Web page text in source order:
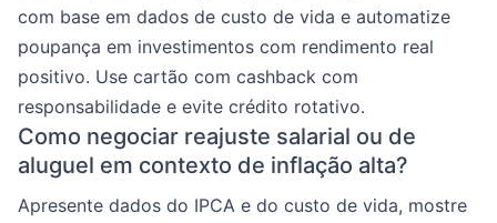
com base em dados de custo de vida e automatize
poupança em investimentos com rendimento real
positivo. Use cartão com cashback com
responsabilidade e evite crédito rotativo.
Como negociar reajuste salarial ou de
aluguel em contexto de inflação alta?
Apresente dados do IPCA e do custo de vida, mostre